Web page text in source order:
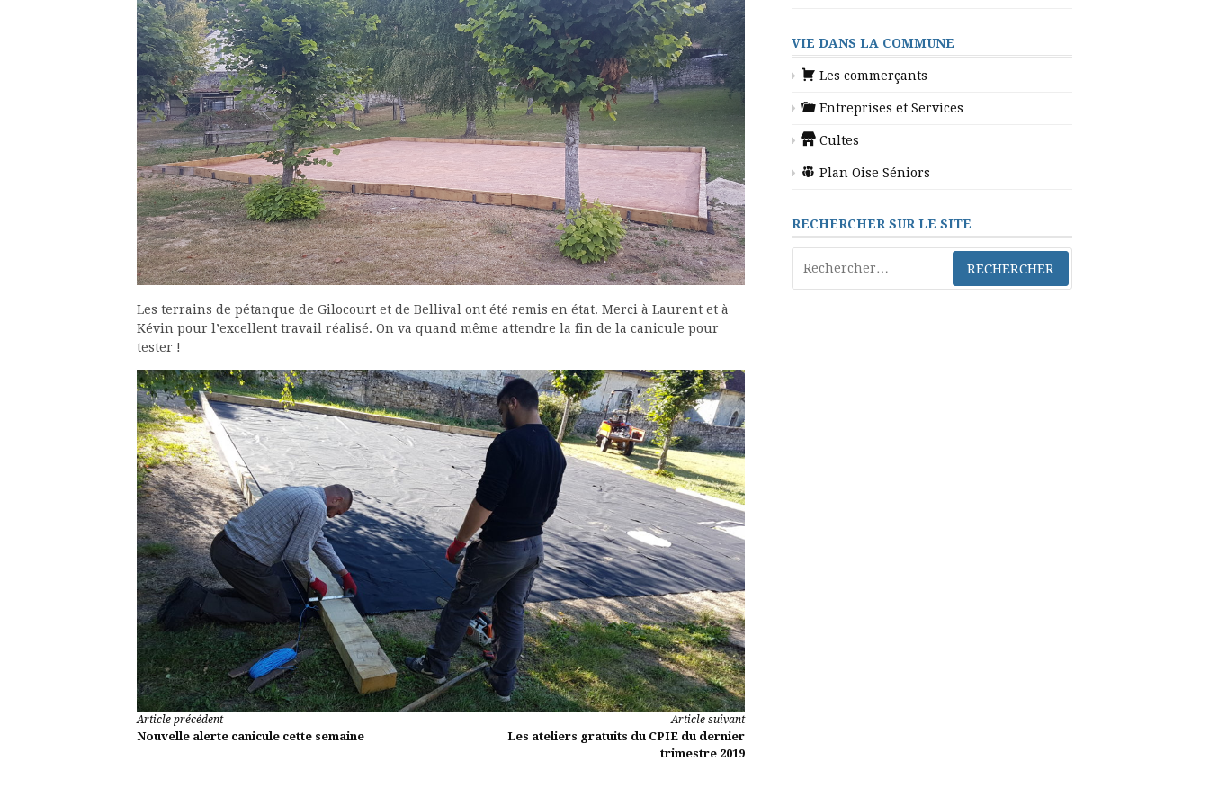
Les terrains de pétanque de Gilocourt et de Bellival ont été remis en état. Merci à Laurent et à
Kévin pour l’excellent travail réalisé. On va quand même attendre la fin de la canicule pour
tester !
Lire
Article précédent
Nouvelle alerte canicule cette semaine
Article suivant
Les ateliers gratuits du CPIE du dernier
trimestre 2019
VIE DANS LA COMMUNE
Les commerçants
Entreprises et Services
Cultes
Plan Oise Séniors
RECHERCHER SUR LE SITE